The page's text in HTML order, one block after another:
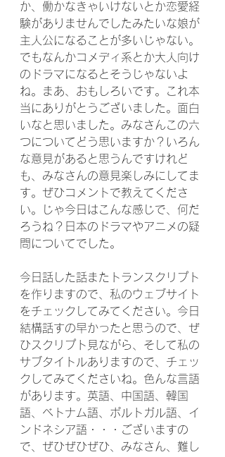
か、働かなきゃいけないとか恋愛経
験がありませんでしたみたいな娘が
主人公になることが多いじゃない。
でもなんかコメディ系とか大人向け
のドラマになるとそうじゃないよ
ね。まあ、おもしろいです。これ本
当にありがとうございました。面白
いなと思いました。みなさんこの六
つについてどう思いますか？いろん
な意見があると思うんですけれど
も、みなさんの意見楽しみにしてま
す。ぜひコメントで教えてくださ
い。じゃ今日はこんな感じで、何だ
ろうね？日本のドラマやアニメの疑
問についてでした。
今日話した話またトランスクリプト
を作りますので、私のウェブサイト
をチェックしてみてください。今日
結構話すの早かったと思うので、ぜ
ひスクリプト見ながら、そして私の
サブタイトルありますので、チェッ
クしてみてくださいね。色んな言語
があります。英語、中国語、韓国
語、ベトナム語、ポルトガル語、イ
ンドネシア語・・・ございますの
で、ぜひぜひぜひ、みなさん、難し